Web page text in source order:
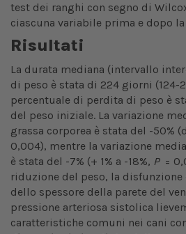
test dei ranghi con segno di
ciascuna variabile prima e dopo
Risultati
La durata mediana (intervallo
di peso è stata di 224 giorni (124-
percentuale di perdita di peso è
del peso iniziale. La variazione
grassa corporea è stata del -50%
0,004), mentre la variazione
è stata del -7% (+ 1% a -18%, P=
riduzione del peso, la
dello spessore della parete del
pressione arteriosa sistolica
caratteristiche comuni nei cani